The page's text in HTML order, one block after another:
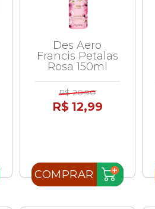
Des Aero
Francis Petalas
Rosa 150ml
R$ 20,90
R$ 12,99
COMPRAR